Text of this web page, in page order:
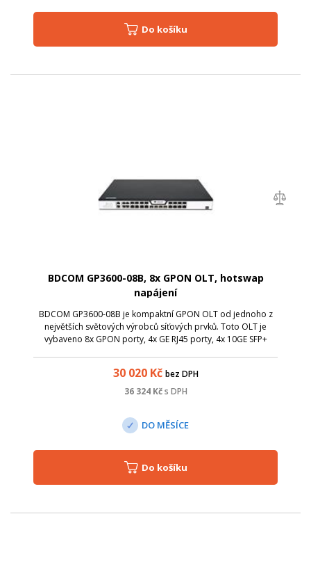
Do košíku
BDCOM GP3600-08B, 8x GPON OLT, hotswap
napájení
BDCOM GP3600-08B je kompaktní GPON OLT od jednoho z
největších světových výrobců síťových prvků. Toto OLT je
vybaveno 8x GPON porty, 4x GE RJ45 porty, 4x 10GE SFP+
30 020Kč bez DPH
36 324Kč s DPH
DO MĚSÍCE
Do košíku